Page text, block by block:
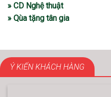
» CD Nghệ thuật
» Qùa tặng tân gia
Ý KIẾN KHÁCH HÀNG